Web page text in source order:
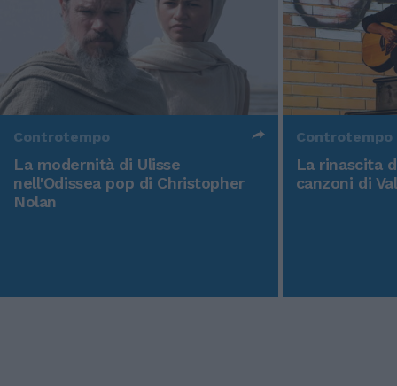
Controtempo
La modernità di Ulisse
nell'Odissea pop di Christopher
Nolan
Controtempo
La rinascita
canzoni di